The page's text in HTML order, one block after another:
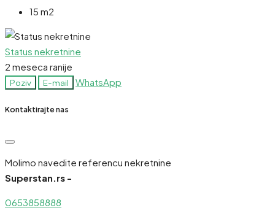
15 m2
Status nekretnine
2 meseca ranije
Poziv E-mail WhatsApp
Kontaktirajte nas
Molimo navedite referencu nekretnine
Superstan.rs -
0653858888